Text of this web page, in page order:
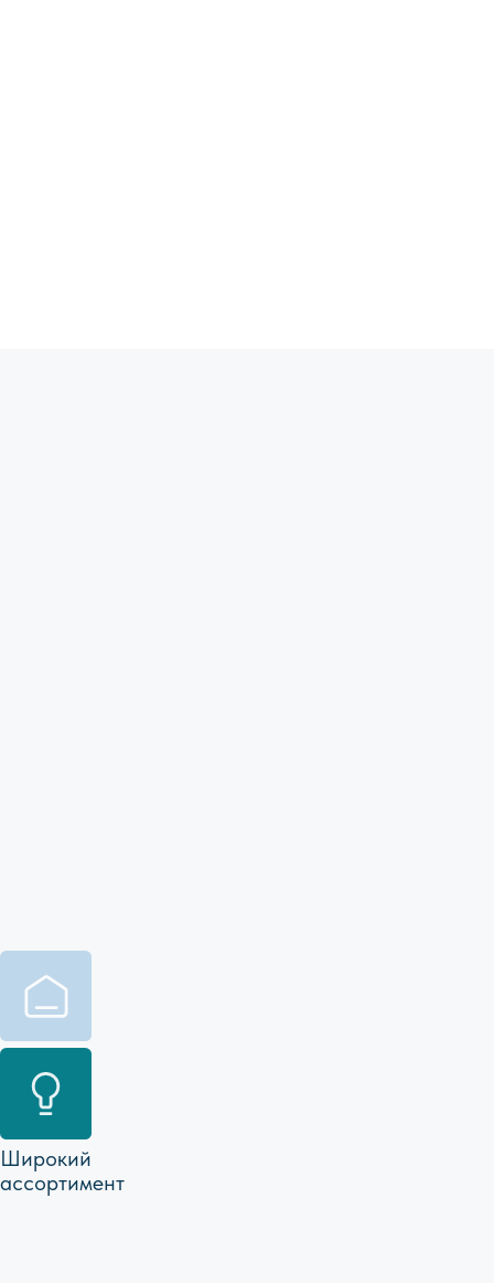
Не нашли то, что искали?
Или остались вопросы?
Мы всегда рады помочь
info@bright-on.ru